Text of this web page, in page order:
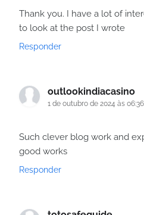
Thank you. I have a lot of
to look at the post I wrote
Responder
outlookindiacasino
1 de outubro de 2024 às 06:36
Such clever blog work and
good works
Responder